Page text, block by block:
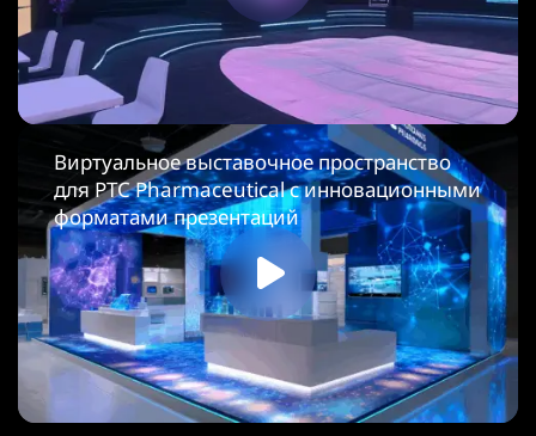
Виртуальное выставочное пространство
для PTC Pharmaceutical с инновационными
форматами презентаций